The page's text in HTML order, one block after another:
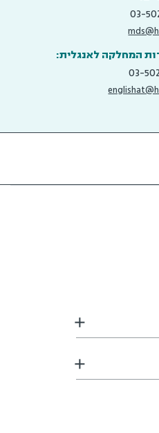
03-
המחלקה לאנגלית:
03-